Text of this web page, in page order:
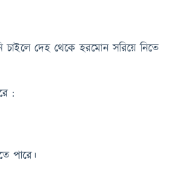
দেহ থেকে হরমোন সরিয়ে নিতে
:
পারে।